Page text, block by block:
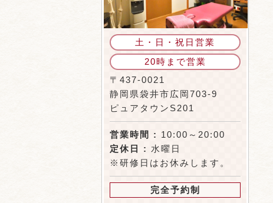
土・日・祝日営業
20時まで営業
〒437-0021
静岡県袋井市広岡703-9
ピュアタウンS201
営業時間 : 10:00～20:00
定休日 : 水曜日
※研修日はお休みします。
完全予約制